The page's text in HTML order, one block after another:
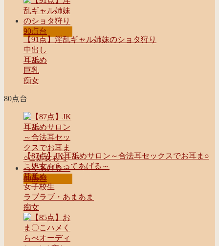
90点台
【91点】淫乱ギャル姉妹のショタ狩り
中出し
耳舐め
巨乳
痴女
80点台
80点台
【87点】JK耳舐めサロン～合法耳セックスでお耳ま○
こ処女もらってあげる～
耳舐め
女子校生
ラブラブ・あまあま
痴女